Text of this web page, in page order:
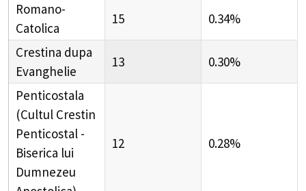
Romano-
Catolica
15 0.34%
Crestina dupa
Evanghelie
13 0.30%
Penticostala
(Cultul Crestin
Penticostal -
Biserica lui
Dumnezeu
12 0.28%